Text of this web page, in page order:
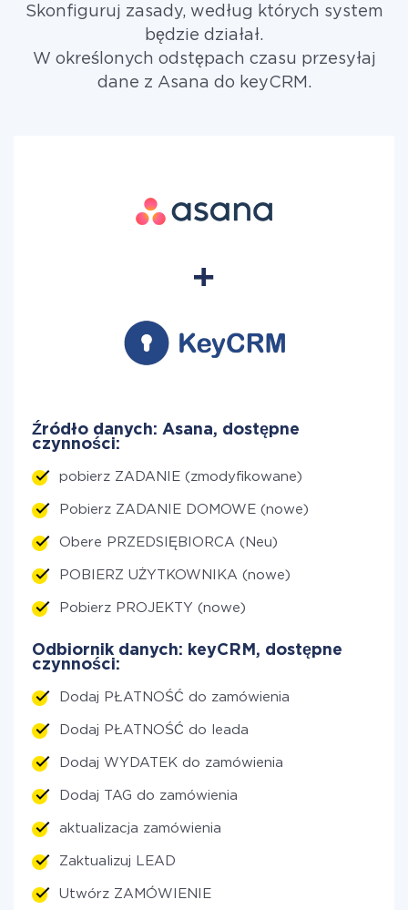
Skonfiguruj zasady, według których system
będzie działał.
W określonych odstępach czasu przesyłaj
dane z Asana do keyCRM.
Źródło danych: Asana, dostępne
czynności:
pobierz ZADANIE (zmodyfikowane)
Pobierz ZADANIE DOMOWE (nowe)
Obere PRZEDSIĘBIORCA (Neu)
POBIERZ UŻYTKOWNIKA (nowe)
Pobierz PROJEKTY (nowe)
Odbiornik danych: keyCRM, dostępne
czynności:
Dodaj PŁATNOŚĆ do zamówienia
Dodaj PŁATNOŚĆ do leada
Dodaj WYDATEK do zamówienia
Dodaj TAG do zamówienia
aktualizacja zamówienia
Zaktualizuj LEAD
Utwórz ZAMÓWIENIE